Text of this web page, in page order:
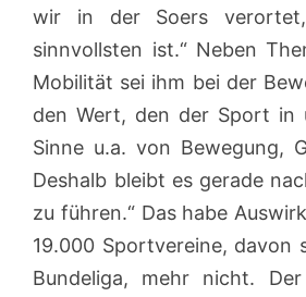
wir in der Soers
sinnvollsten ist.“ Neben
Mobilität sei ihm bei der
den Wert, den der Sport in
Sinne u.a. von Bewegung,
Deshalb bleibt es gerade
zu führen.“ Das habe
19.000 Sportvereine, davon
Bundeliga, mehr nicht.